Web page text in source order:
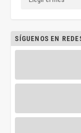
SÍGUENOS EN